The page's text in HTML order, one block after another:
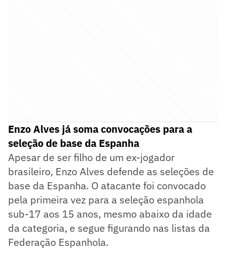
Enzo Alves já soma convocações para a
seleção de base da Espanha
Apesar de ser filho de um ex-jogador
brasileiro, Enzo Alves defende as seleções de
base da Espanha. O atacante foi convocado
pela primeira vez para a seleção espanhola
sub-17 aos 15 anos, mesmo abaixo da idade
da categoria, e segue figurando nas listas da
Federação Espanhola.